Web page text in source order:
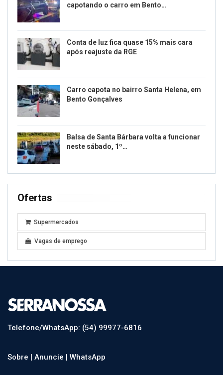
capotando o carro em Bento…
Conta de luz fica quase 15% mais cara
após reajuste da RGE
Carro capota no bairro Santa Helena, em
Bento Gonçalves
Balsa de Santa Bárbara volta a funcionar
neste sábado, 1º…
Ofertas
Supermercados
Vagas de emprego
Telefone/WhatsApp: (54) 99977-6816
Sobre | Anuncie | WhatsApp